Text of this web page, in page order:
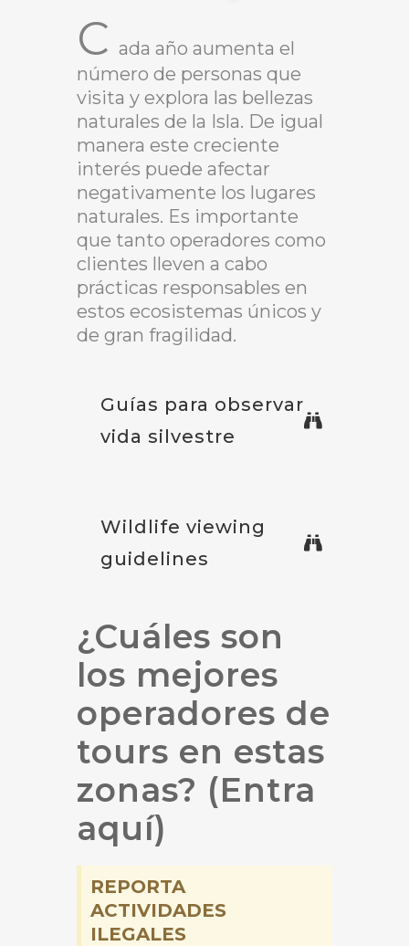
C ada año aumenta el
número de personas que
visita y explora las bellezas
naturales de la Isla. De igual
manera este creciente
interés puede afectar
negativamente los lugares
naturales. Es importante
que tanto operadores como
clientes lleven a cabo
prácticas responsables en
estos ecosistemas únicos y
de gran fragilidad.
Guías para observar
vida silvestre
Wildlife viewing
guidelines
¿Cuáles son
los mejores
operadores de
tours en estas
zonas? (Entra
aquí)
REPORTA
ACTIVIDADES
ILEGALES